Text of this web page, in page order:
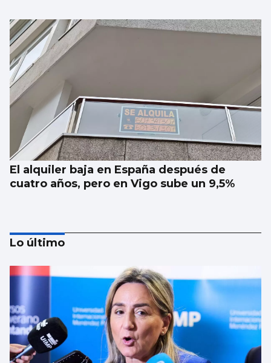
El alquiler baja en España después de
cuatro años, pero en Vigo sube un 9,5%
El pulpo escasea en la Ría: “Parte de la flota
Lo último